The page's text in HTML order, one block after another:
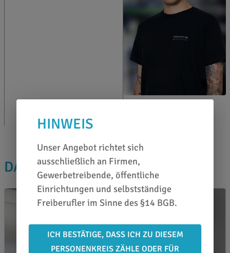
DAS PASST DAZU
HINWEIS
Unser Angebot richtet sich
ausschließlich an Firmen,
Gewerbetreibende, öffentliche
Einrichtungen und selbstständige
Freiberufler im Sinne des §14 BGB.
ICH BESTÄTIGE, DASS ICH ZU DIESEM
PERSONENKREIS ZÄHLE ODER FÜR